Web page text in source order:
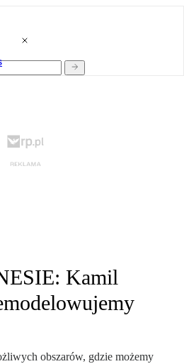
Kamil
obszarów, gdzie możemy